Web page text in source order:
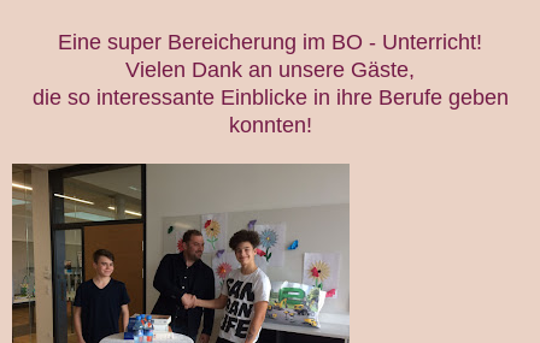
Eine super Bereicherung im BO - Unterricht!
Vielen Dank an unsere Gäste,
die so interessante Einblicke in ihre Berufe geben
konnten!